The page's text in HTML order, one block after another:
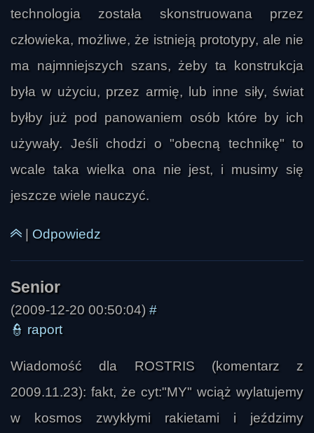
technologia została skonstruowana przez
człowieka, możliwe, że istnieją prototypy, ale nie
ma najmniejszych szans, żeby ta konstrukcja
była w użyciu, przez armię, lub inne siły, świat
byłby już pod panowaniem osób które by ich
używały. Jeśli chodzi o "obecną technikę" to
wcale taka wielka ona nie jest, i musimy się
jeszcze wiele nauczyć.
Odpowiedz
(2009-12-20 00:50:04) #
👮 raport
Wiadomość dla ROSTRIS (komentarz z
2009.11.23): fakt, że cyt:"MY" wciąż wylatujemy
w kosmos zwykłymi rakietami i jeździmy
niecierpliwy